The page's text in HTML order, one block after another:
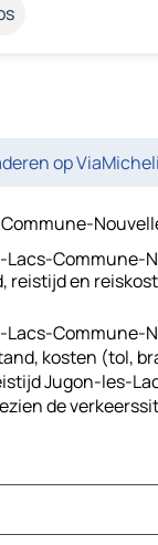
op
Lacs-Commune-
reistijd en
Lacs-Commune-
kosten (tol,
Jugon-les-
de